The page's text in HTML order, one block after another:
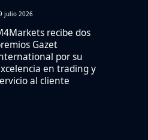
julio 2026
recibe dos
Gazet
por su
en trading y
al cliente